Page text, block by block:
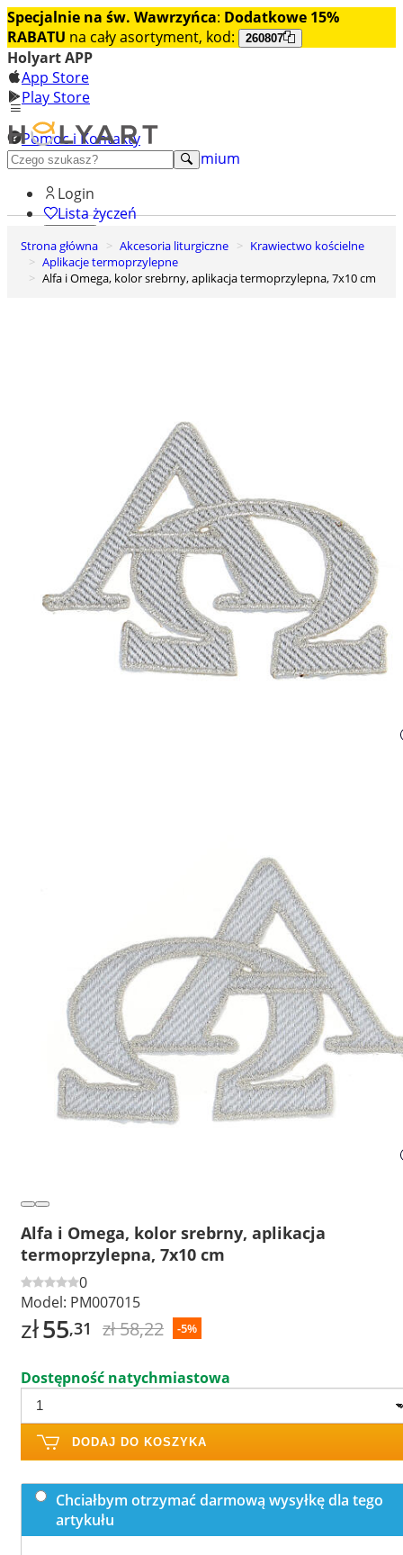
Specjalnie na św. Wawrzyńca: Dodatkowe 15%
RABATU na cały asortyment, kod: 260807
Holyart APP
App Store
Play Store
Pomoc i Kontakty
+48 222 922 860
Odkryj premium
Login
Lista życzeń
0
Koszyk
Strona główna Akcesoria liturgiczne
Krawiectwo kościelne
Aplikacje termoprzylepne
Alfa i Omega, kolor srebrny, aplikacja termoprzylepna, 7x10 cm
Alfa i Omega, kolor srebrny, aplikacja
termoprzylepna, 7x10 cm
0
Model: PM007015
zł55,31 zł 58,22 -5%
Dostępność natychmiastowa
DODAJ DO KOSZYKA
Chciałbym otrzymać darmową wysyłkę dla tego
artykułu